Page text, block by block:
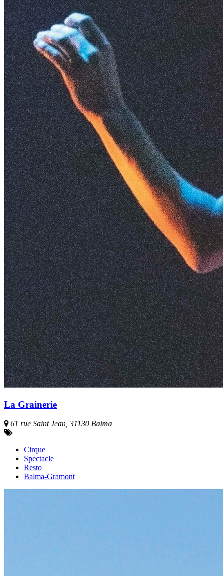
La Grainerie
61 rue Saint Jean, 31130 Balma
Cirque
Spectacle
Resto
Balma-Gramont